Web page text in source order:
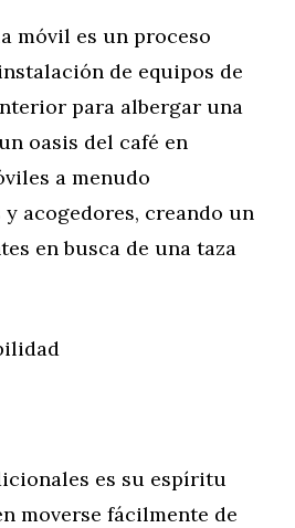
móvil es un proceso
de equipos de
para albergar una
oasis del café en
a menudo
acogedores, creando un
en busca de una taza
es su espíritu
moverse fácilmente de